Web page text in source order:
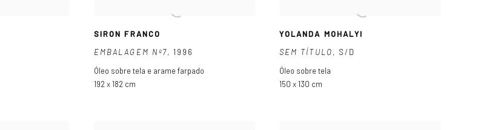
SIRON FRANCO
EMBALAGEM Nº7,1996
Óleo sobre tela e arame farpado
192 x 182 cm
YOLANDA MOHALYI
SEM TÍTULO, S/D
Óleo sobre tela
150 x 130 cm